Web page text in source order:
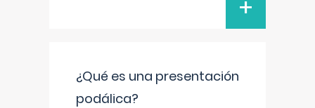
+
¿Qué es una presentación
podálica?